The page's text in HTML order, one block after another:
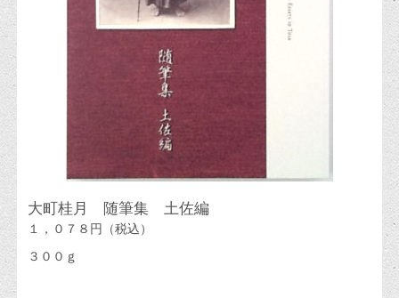
大町桂月 随筆集 土佐編
１，０７８円（税込）
３００ｇ